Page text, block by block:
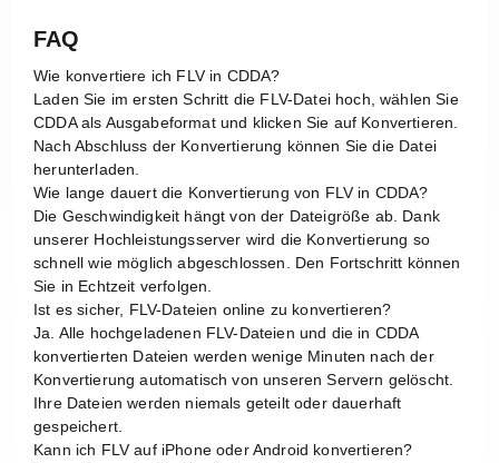
FAQ
Wie konvertiere ich FLV in CDDA?
Laden Sie im ersten Schritt die FLV-Datei hoch, wählen Sie
CDDA als Ausgabeformat und klicken Sie auf Konvertieren.
Nach Abschluss der Konvertierung können Sie die Datei
herunterladen.
Wie lange dauert die Konvertierung von FLV in CDDA?
Die Geschwindigkeit hängt von der Dateigröße ab. Dank
unserer Hochleistungsserver wird die Konvertierung so
schnell wie möglich abgeschlossen. Den Fortschritt können
Sie in Echtzeit verfolgen.
Ist es sicher, FLV-Dateien online zu konvertieren?
Ja. Alle hochgeladenen FLV-Dateien und die in CDDA
konvertierten Dateien werden wenige Minuten nach der
Konvertierung automatisch von unseren Servern gelöscht.
Ihre Dateien werden niemals geteilt oder dauerhaft
gespeichert.
Kann ich FLV auf iPhone oder Android konvertieren?